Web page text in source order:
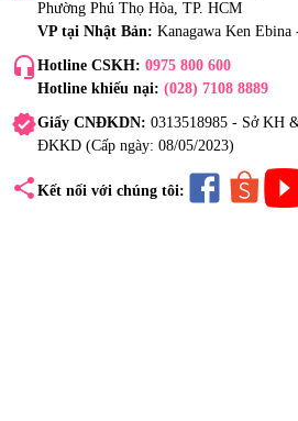
Phường Phú Thọ Hòa, TP. HCM
VP tại Nhật Bản: Kanagawa Ken Ebina
headset_mic Hotline CSKH: 0975 800 600
Hotline khiếu nại: (028) 7108 8889
verifiedGiấy CNĐKDN: 0313518985 - Sở KH
ĐKKD (Cấp ngày: 08/05/2023)
share Kết nối với chúng tôi: